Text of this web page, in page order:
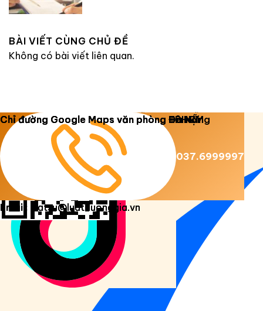
BÀI VIẾT CÙNG CHỦ ĐỀ
Không có bài viết liên quan.
Copyright 2026 © Luật Dương Gia